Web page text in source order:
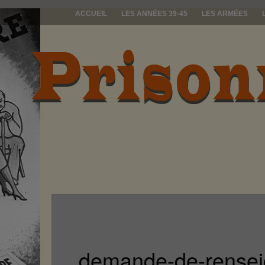
ACCUEIL LES ANNÉES 39-45 LES ARMÉES
prisonniers